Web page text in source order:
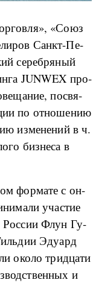
«Со­юз
Санкт-Пе­
се­реб­ря­ный
JUNWEX про­
по­свя­
по от­но­ше­нию
из­ме­не­ний в ч.
биз­не­са в
фор­ма­те с он­
уча­стие
Рос­сии Флун Гу­
Эду­ард
око­ло трид­ца­ти
и